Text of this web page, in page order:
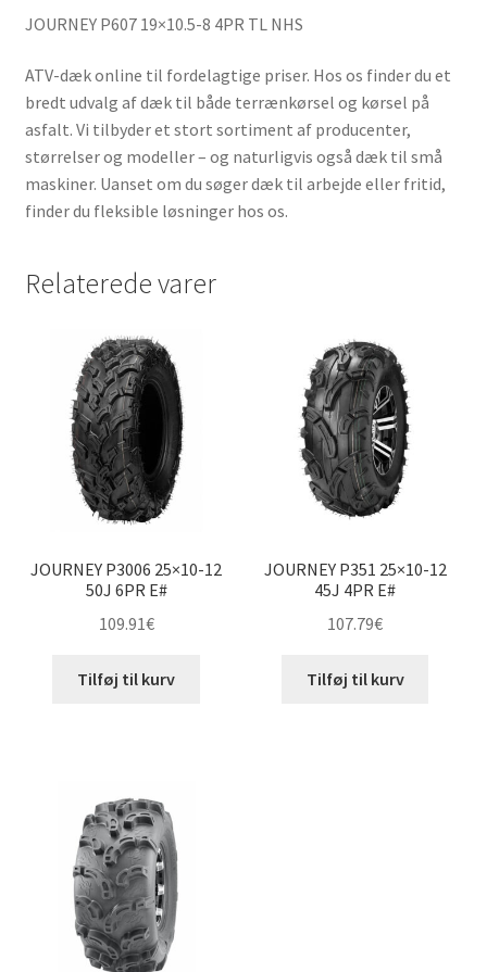
JOURNEY P607 19×10.5-8 4PR TL NHS
ATV-dæk online til fordelagtige priser. Hos os finder du et
bredt udvalg af dæk til både terrænkørsel og kørsel på
asfalt. Vi tilbyder et stort sortiment af producenter,
størrelser og modeller – og naturligvis også dæk til små
maskiner. Uanset om du søger dæk til arbejde eller fritid,
finder du fleksible løsninger hos os.
Relaterede varer
JOURNEY P3006 25×10-12
50J 6PR E#
109.91€
Tilføj til kurv
JOURNEY P351 25×10-12
45J 4PR E#
107.79€
Tilføj til kurv